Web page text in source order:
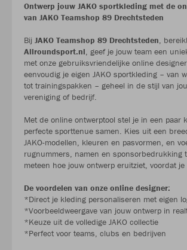
Ontwerp jouw JAKO sportkleding met de
van JAKO Teamshop 89 Drechtsteden
Bij JAKO Teamshop 89 Drechtsteden,
Allroundsport.nl, geef je jouw team een
met onze gebruiksvriendelijke online
eenvoudig je eigen JAKO sportkleding – van
tot trainingspakken – geheel in de stijl van
vereniging of bedrijf.
Met de online ontwerptool stel je in een paar
perfecte sporttenue samen. Kies uit een
JAKO-modellen, kleuren en pasvormen, en
rugnummers, namen en sponsorbedrukking
meteen hoe jouw ontwerp eruitziet, voordat
De voordelen van onze online designer:
*Direct je kleding personaliseren met eigen
*Voorbeeldweergave van jouw ontwerp in
*Keuze uit de volledige JAKO collectie
*Perfect voor teams, clubs en bedrijven